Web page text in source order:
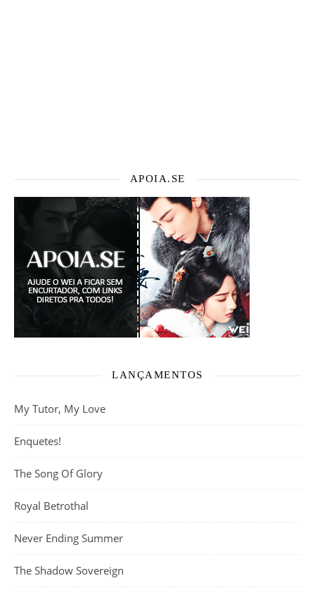
APOIA.SE
LANÇAMENTOS
My Tutor, My Love
Enquetes!
The Song Of Glory
Royal Betrothal
Never Ending Summer
The Shadow Sovereign